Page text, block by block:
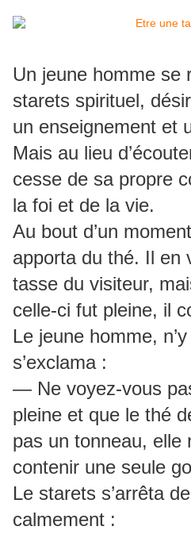
Un jeune homme se
starets spirituel,
un enseignement et
Mais au lieu
cesse de sa propre
la foi et de la vie.
Au bout d’un
apporta du thé. Il en
tasse du visiteur,
celle-ci fut pleine, il
Le jeune homme,
s’exclama :
— Ne voyez-vous
pleine et que le thé
pas un tonneau, elle
contenir une seule
Le starets s’arrêta
calmement :